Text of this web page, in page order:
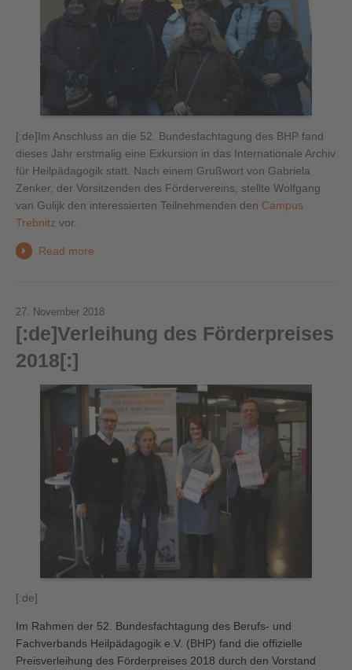
[:de]Im Anschluss an die 52. Bundesfachtagung des BHP fand
dieses Jahr erstmalig eine Exkursion in das Internationale Archiv
für Heilpädagogik statt. Nach einem Grußwort von Gabriela
Zenker, der Vorsitzenden des Fördervereins, stellte Wolfgang
van Gulijk den interessierten Teilnehmenden den Campus
Trebnitz vor.
Read more
27. November 2018
[:de]Verleihung des Förderpreises
2018[:]
[:de]
Im Rahmen der 52. Bundesfachtagung des Berufs- und
Fachverbands Heilpädagogik e.V. (BHP) fand die offizielle
Preisverleihung des Förderpreises 2018 durch den Vorstand